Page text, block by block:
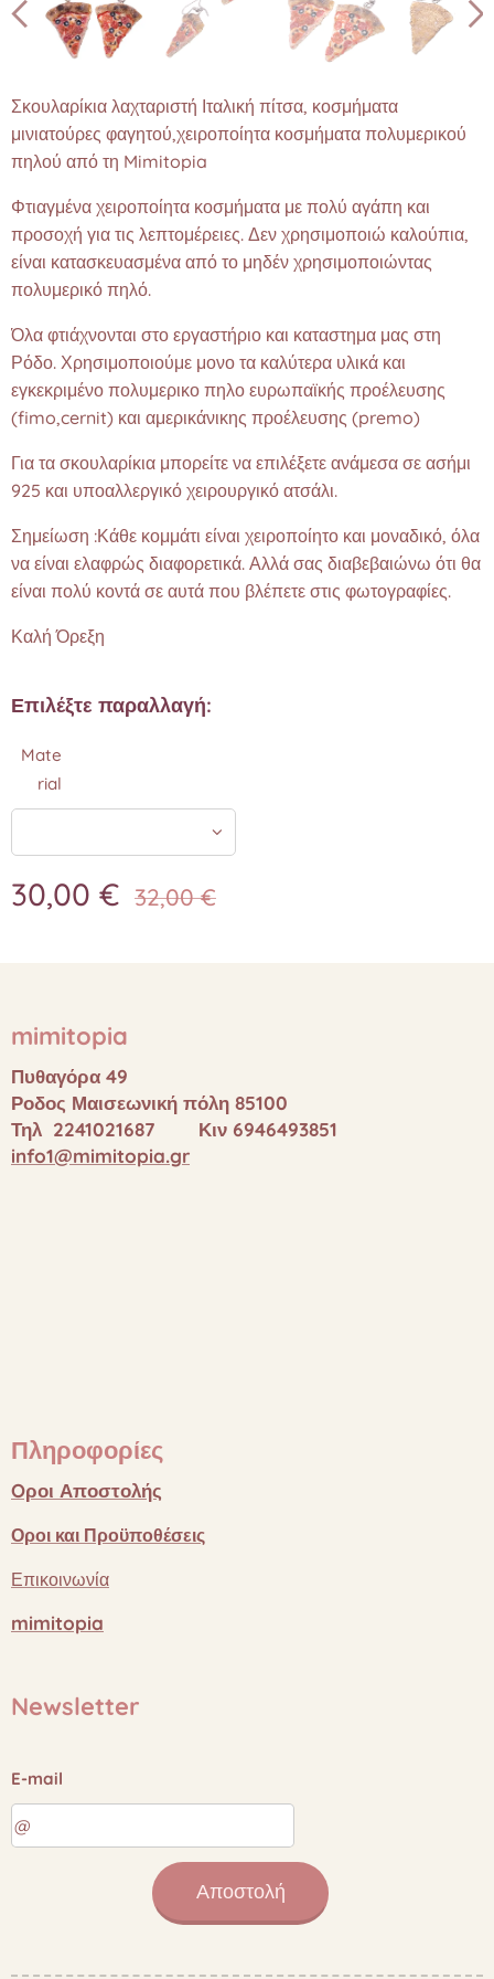
Σκουλαρίκια λαχταριστή Ιταλική πίτσα, κοσμήματα
μινιατούρες φαγητού,χειροποίητα κοσμήματα πολυμερικού
πηλού από τη Mimitopia
Φτιαγμένα χειροποίητα κοσμήματα με πολύ αγάπη και
προσοχή για τις λεπτομέρειες. Δεν χρησιμοποιώ καλούπια,
είναι κατασκευασμένα από το μηδέν χρησιμοποιώντας
πολυμερικό πηλό.
Όλα φτιάχνονται στο εργαστήριο και καταστημα μας στη
Ρόδο. Χρησιμοποιούμε μονο τα καλύτερα υλικά και
εγκεκριμένο πολυμερικο πηλο ευρωπαϊκής προέλευσης
(fimo,cernit) και αμερικάνικης προέλευσης (premo)
Για τα σκουλαρίκια μπορείτε να επιλέξετε ανάμεσα σε ασήμι
925 και υποαλλεργικό χειρουργικό ατσάλι.
Σημείωση :Κάθε κομμάτι είναι χειροποίητο και μοναδικό, όλα
να είναι ελαφρώς διαφορετικά. Αλλά σας διαβεβαιώνω ότι θα
είναι πολύ κοντά σε αυτά που βλέπετε στις φωτογραφίες.❤️
Καλή Όρεξη
Επιλέξτε παραλλαγή:
Mate
rial
30,00 € 32,00€
mimitopia
Πυθαγόρα 49
Ροδος Μαισεωνική πόλη 85100
Τηλ 2241021687 Κιν 6946493851
info1@mimitopia.gr
Πληροφορίες
Oροι Αποστολής
Οροι και Προϋποθέσεις
Επικοινωνία
mimitopia
Newsletter
E-mail
Αποστολή